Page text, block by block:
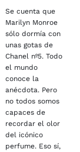
Se cuenta que
Marilyn Monroe
sólo dormía con
unas gotas de
Chanel nº5. Todo
el mundo
conoce la
anécdota. Pero
no todos somos
capaces de
recordar el olor
del icónico
perfume. Eso sí,